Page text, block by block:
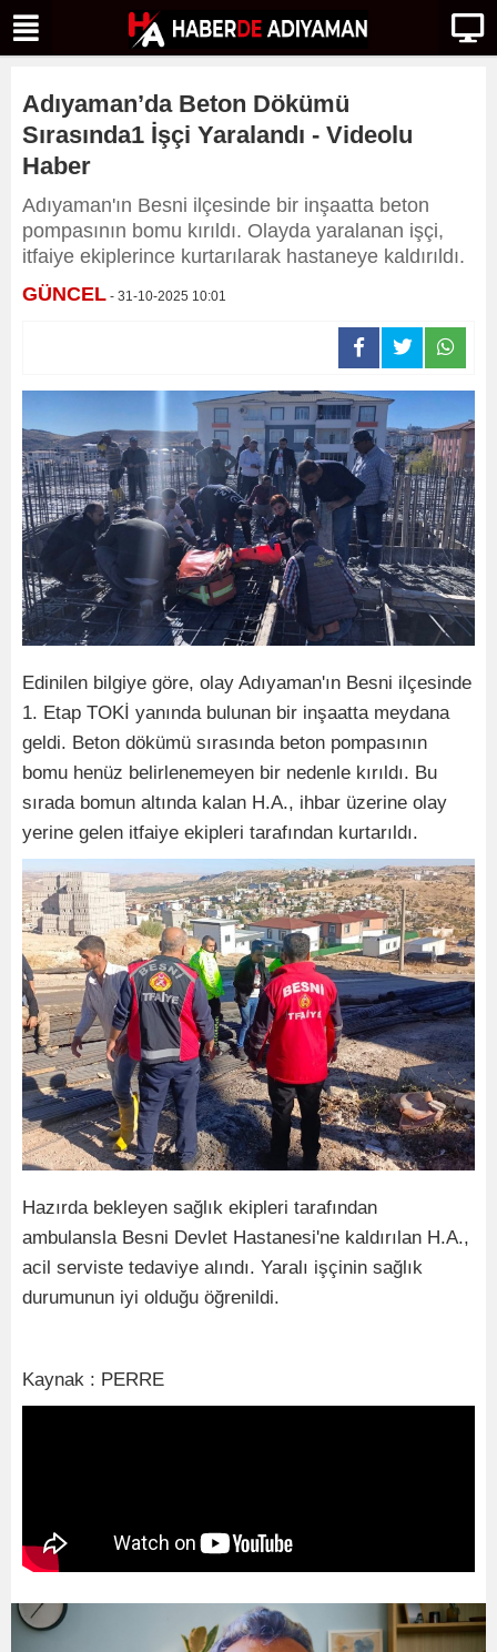
Adıyaman’da Beton Dökümü
Sırasında1 İşçi Yaralandı - Videolu
Haber
Adıyaman'ın Besni ilçesinde bir inşaatta beton
pompasının bomu kırıldı. Olayda yaralanan işçi,
itfaiye ekiplerince kurtarılarak hastaneye kaldırıldı.
GÜNCEL - 31-10-2025 10:01
Edinilen bilgiye göre, olay Adıyaman'ın Besni ilçesinde
1. Etap TOKİ yanında bulunan bir inşaatta meydana
geldi. Beton dökümü sırasında beton pompasının
bomu henüz belirlenemeyen bir nedenle kırıldı. Bu
sırada bomun altında kalan H.A., ihbar üzerine olay
yerine gelen itfaiye ekipleri tarafından kurtarıldı.
Hazırda bekleyen sağlık ekipleri tarafından
ambulansla Besni Devlet Hastanesi'ne kaldırılan H.A.,
acil serviste tedaviye alındı. Yaralı işçinin sağlık
durumunun iyi olduğu öğrenildi.
Kaynak : PERRE